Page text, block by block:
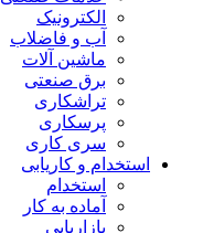
الکترونیک
آب و فاضلاب
ماشین آلات
برق صنعتی
تراشکاری
پرسکاری
سری کاری
استخدام و کاریابی
استخدام
آماده به کار
بازاریابی